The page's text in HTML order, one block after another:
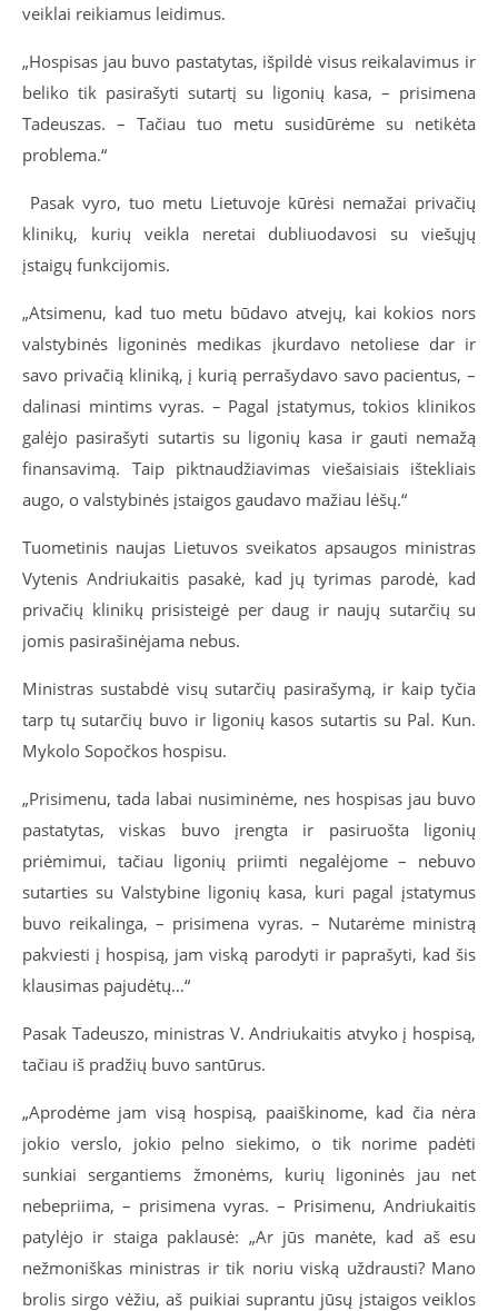
veiklai reikiamus leidimus.
„Hospisas jau buvo pastatytas, išpildė visus reikalavimus ir
beliko tik pasirašyti sutartį su ligonių kasa, – prisimena
Tadeuszas. – Tačiau tuo metu susidūrėme su netikėta
problema.“
Pasak vyro, tuo metu Lietuvoje kūrėsi nemažai privačių
klinikų, kurių veikla neretai dubliuodavosi su viešųjų
įstaigų funkcijomis.
„Atsimenu, kad tuo metu būdavo atvejų, kai kokios nors
valstybinės ligoninės medikas įkurdavo netoliese dar ir
savo privačią kliniką, į kurią perrašydavo savo pacientus, –
dalinasi mintims vyras. – Pagal įstatymus, tokios klinikos
galėjo pasirašyti sutartis su ligonių kasa ir gauti nemažą
finansavimą. Taip piktnaudžiavimas viešaisiais ištekliais
augo, o valstybinės įstaigos gaudavo mažiau lėšų.“
Tuometinis naujas Lietuvos sveikatos apsaugos ministras
Vytenis Andriukaitis pasakė, kad jų tyrimas parodė, kad
privačių klinikų prisisteigė per daug ir naujų sutarčių su
jomis pasirašinėjama nebus.
Ministras sustabdė visų sutarčių pasirašymą, ir kaip tyčia
tarp tų sutarčių buvo ir ligonių kasos sutartis su Pal. Kun.
Mykolo Sopočkos hospisu.
„Prisimenu, tada labai nusiminėme, nes hospisas jau buvo
pastatytas, viskas buvo įrengta ir pasiruošta ligonių
priėmimui, tačiau ligonių priimti negalėjome – nebuvo
sutarties su Valstybine ligonių kasa, kuri pagal įstatymus
buvo reikalinga, – prisimena vyras. – Nutarėme ministrą
pakviesti į hospisą, jam viską parodyti ir paprašyti, kad šis
klausimas pajudėtų…“
Pasak Tadeuszo, ministras V. Andriukaitis atvyko į hospisą,
tačiau iš pradžių buvo santūrus.
„Aprodėme jam visą hospisą, paaiškinome, kad čia nėra
jokio verslo, jokio pelno siekimo, o tik norime padėti
sunkiai sergantiems žmonėms, kurių ligoninės jau net
nebepriima, – prisimena vyras. – Prisimenu, Andriukaitis
patylėjo ir staiga paklausė: „Ar jūs manėte, kad aš esu
nežmoniškas ministras ir tik noriu viską uždrausti? Mano
brolis sirgo vėžiu, aš puikiai suprantu jūsų įstaigos veiklos